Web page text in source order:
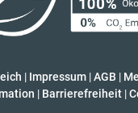
| Impressum |AGB |
| Barrierefreiheit |